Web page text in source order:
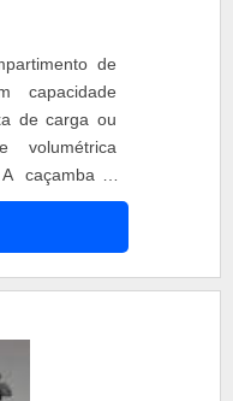
de
capacidade
de carga ou
volumétrica
de grande
da carga
junto a um
por uma
a outra e
divisória. A